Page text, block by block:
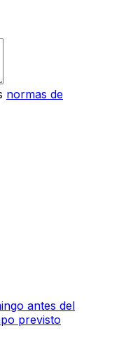
normas de
antes del
previsto